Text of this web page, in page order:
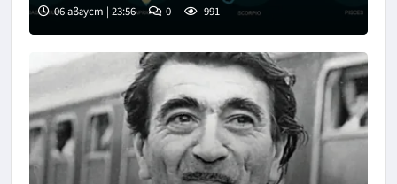
Снимка: Freepik
06 август | 23:56 0 991